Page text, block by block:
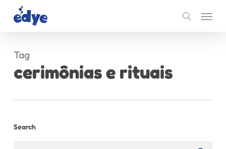
search
Menu
Tag
cerimônias e rituais
Search